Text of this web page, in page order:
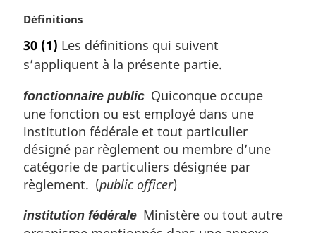
N
t
e
a
r
g
i
a
l
:
Définitions
30 (1) Les définitions qui suivent
s’appliquent à la présente partie.
fonctionnaire public Quiconque occupe
une fonction ou est employé dans une
institution fédérale et tout particulier
désigné par règlement ou membre d’une
catégorie de particuliers désignée par
règlement. (public officer)
institution fédérale Ministère ou tout autre